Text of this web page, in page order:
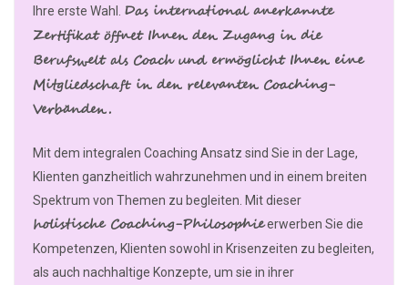
Ihre erste Wahl. Das international anerkannte
Zertifikat öffnet Ihnen den Zugang in die
Berufswelt als Coach und ermöglicht Ihnen eine
Mitgliedschaft in den relevanten Coaching-
Verbänden.
Mit dem integralen Coaching Ansatz sind Sie in der Lage,
Klienten ganzheitlich wahrzunehmen und in einem breiten
Spektrum von Themen zu begleiten. Mit dieser
holistische Coaching-Philosophieerwerben Sie die
Kompetenzen, Klienten sowohl in Krisenzeiten zu begleiten,
als auch nachhaltige Konzepte, um sie in ihrer